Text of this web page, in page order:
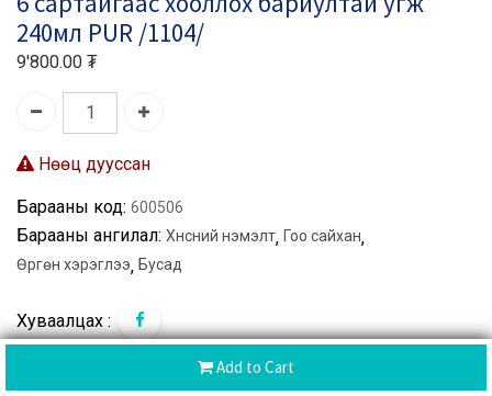
Add to Cart
240мл PUR /1104/
9'800.00 ₮
Нөөц дууссан
Барааны код: 600506
Барааны ангилал: Хүнсний нэмэлт, Гоо сайхан,
Өргөн хэрэглээ, Бусад
Хуваалцах :
Brand: PUR